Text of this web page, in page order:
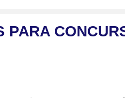
PARA